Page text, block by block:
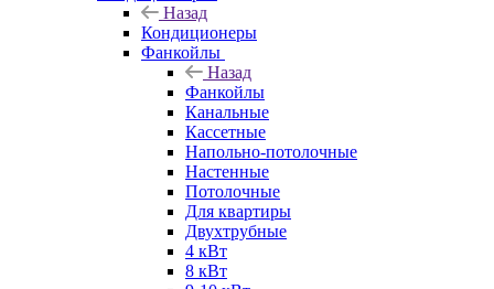
Назад
Кондиционеры
Фанкойлы
Назад
Фанкойлы
Канальные
Кассетные
Напольно-потолочные
Настенные
Потолочные
Для квартиры
Двухтрубные
4 кВт
8 кВт